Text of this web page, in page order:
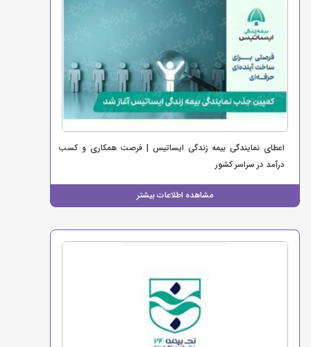
اعطای نمایندگی بیمه زندگی ایساتیس | فرصت همکاری و کسب
درآمد در سراسر کشور
مشاهده اطلاعات بیشتر